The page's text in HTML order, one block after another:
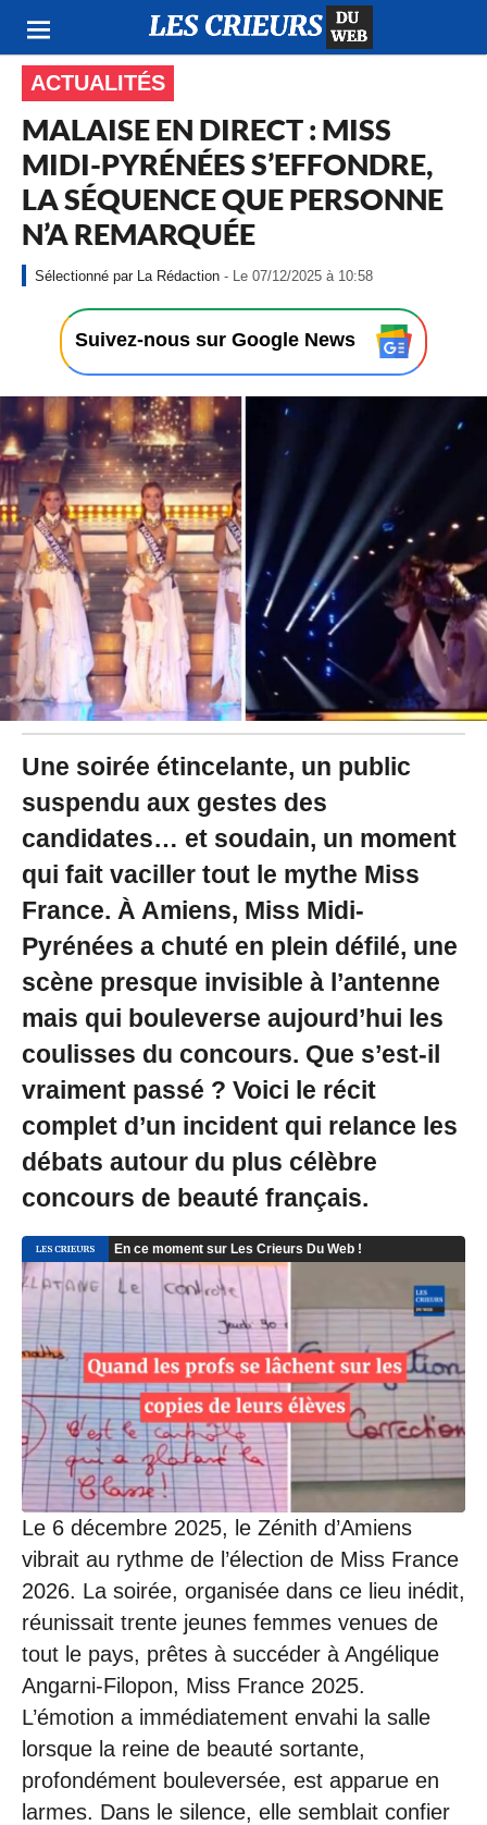
ACTUALITÉS
MALAISE EN DIRECT : MISS
MIDI-PYRÉNÉES S’EFFONDRE,
LA SÉQUENCE QUE PERSONNE
N’A REMARQUÉE
La Rédaction - Le 07/12/2025 à 10:58
0
7
/
1
2
5
à
0
Suivez-nous sur Google News
Une soirée étincelante, un public
suspendu aux gestes des
candidates… et soudain, un moment
qui fait vaciller tout le mythe Miss
France. À Amiens, Miss Midi-
Pyrénées a chuté en plein défilé, une
scène presque invisible à l’antenne
mais qui bouleverse aujourd’hui les
coulisses du concours. Que s’est-il
vraiment passé ? Voici le récit
complet d’un incident qui relance les
débats autour du plus célèbre
concours de beauté français.
Le 6 décembre 2025, le Zénith d’Amiens
vibrait au rythme de l’élection de Miss France
2026. La soirée, organisée dans ce lieu inédit,
réunissait trente jeunes femmes venues de
tout le pays, prêtes à succéder à Angélique
Angarni-Filopon, Miss France 2025.
L’émotion a immédiatement envahi la salle
lorsque la reine de beauté sortante,
profondément bouleversée, est apparue en
larmes. Dans le silence, elle semblait confier